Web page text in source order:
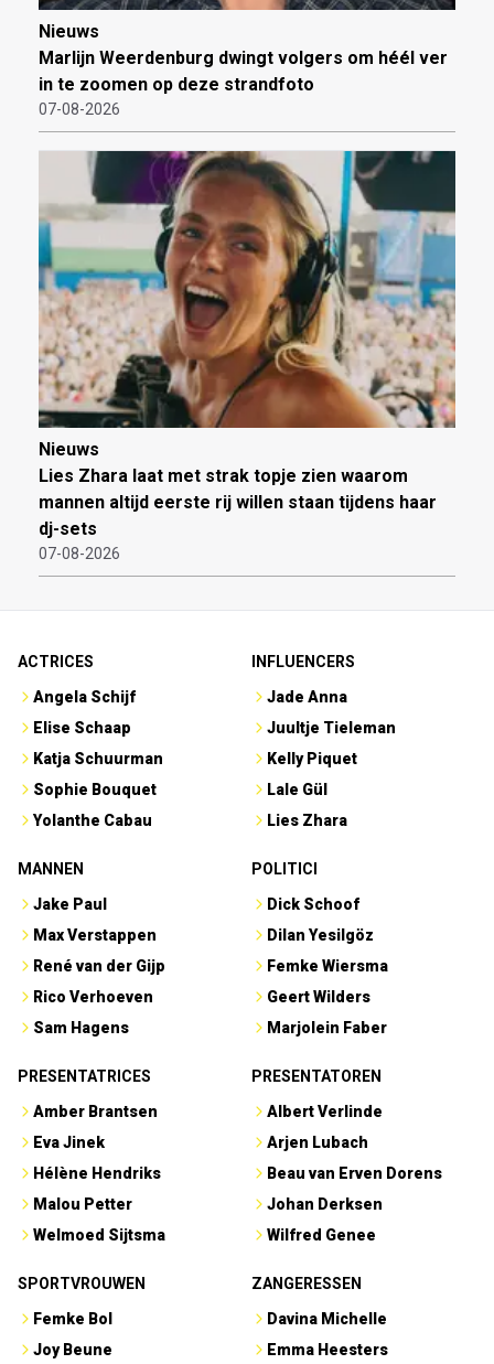
Nieuws
Marlijn Weerdenburg dwingt volgers om héél ver
in te zoomen op deze strandfoto
07-08-2026
Nieuws
Lies Zhara laat met strak topje zien waarom
mannen altijd eerste rij willen staan tijdens haar
dj-sets
07-08-2026
ACTRICES
Angela Schijf
Elise Schaap
Katja Schuurman
Sophie Bouquet
Yolanthe Cabau
INFLUENCERS
Jade Anna
Juultje Tieleman
Kelly Piquet
Lale Gül
Lies Zhara
MANNEN
Jake Paul
Max Verstappen
René van der Gijp
Rico Verhoeven
Sam Hagens
POLITICI
Dick Schoof
Dilan Yesilgöz
Femke Wiersma
Geert Wilders
Marjolein Faber
PRESENTATRICES
Amber Brantsen
Eva Jinek
Hélène Hendriks
Malou Petter
Welmoed Sijtsma
PRESENTATOREN
Albert Verlinde
Arjen Lubach
Beau van Erven Dorens
Johan Derksen
Wilfred Genee
SPORTVROUWEN
Femke Bol
Joy Beune
ZANGERESSEN
Davina Michelle
Emma Heesters